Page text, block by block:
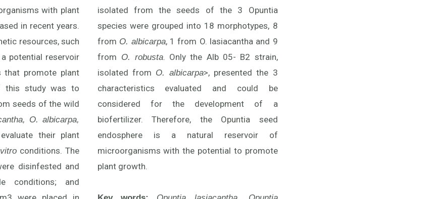
with plant
in recent years.
resources, such
potential reservoir
that promote plant
this study was to
seeds of the wild
O. albicarpa,
their plant
conditions. The
disinfested and
conditions; and
isolated from the seeds of the 3 Opuntia
species were grouped into 18 morphotypes, 8
from O. albicarpa, 1 from O. lasiacantha and 9
from O. robusta. Only the Alb 05- B2 strain,
isolated from O. albicarpa>, presented the 3
characteristics evaluated and could be
considered for the development of a
biofertilizer. Therefore, the Opuntia seed
endosphere is a natural reservoir of
microorganisms with the potential to promote
plant growth.